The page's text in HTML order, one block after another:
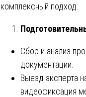
комплексный подход:
Сбор и анализ
документации.
Выезд эксперта
видеофиксация